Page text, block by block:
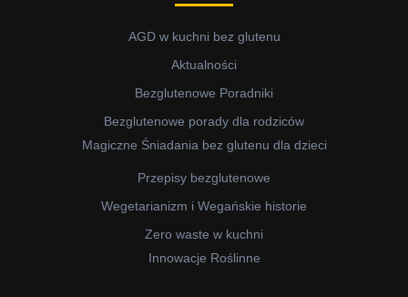
AGD w kuchni bez glutenu
Aktualności
Bezglutenowe Poradniki
Bezglutenowe porady dla rodziców
Magiczne Śniadania bez glutenu dla dzieci
Przepisy bezglutenowe
Wegetarianizm i Wegańskie historie
Zero waste w kuchni
Innowacje Roślinne